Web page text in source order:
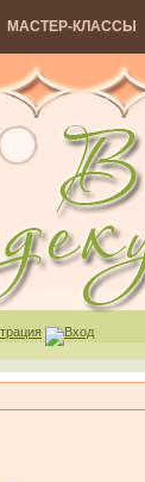
МАСТЕР-КЛАССЫ
Вход